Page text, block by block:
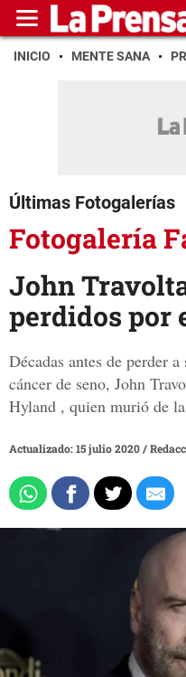
INICIO MENTE SANA
Últimas Fotogalerías
Fotogalería
John
perdidos por
Décadas antes de perder
cáncer de seno, John
Hyland , quien murió de
Actualizado: 15 julio 2020/